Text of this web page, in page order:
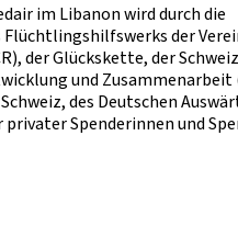
im Libanon wird durch die
Flüchtlingshilfswerks der
der Glückskette, der
und Zusammenarbeit
des Deutschen
Spenderinnen und